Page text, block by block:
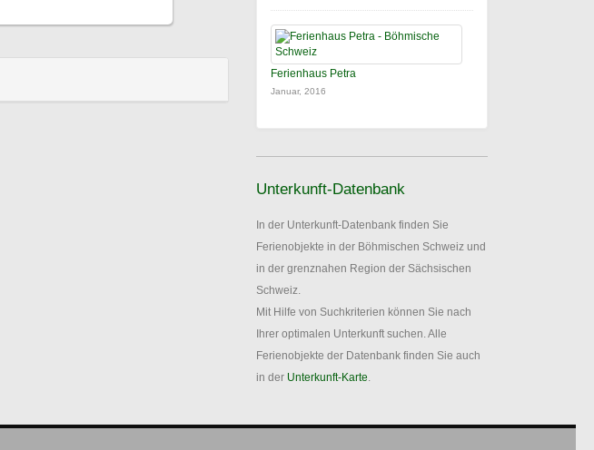
Ferienhaus Petra
Januar, 2016
Unterkunft-Datenbank
In der Unterkunft-Datenbank finden Sie
Ferienobjekte in der Böhmischen Schweiz und
in der grenznahen Region der Sächsischen
Schweiz.
Mit Hilfe von Suchkriterien können Sie nach
Ihrer optimalen Unterkunft suchen. Alle
Ferienobjekte der Datenbank finden Sie auch
in der Unterkunft-Karte.